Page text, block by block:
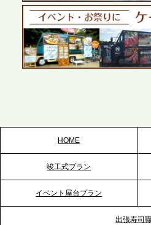
ントから主要都市の社内懇親
かしたスムーズな対応を展開
2026.5.22
2026.5.20
プレスリリースのご案内｜
HOME
竣工式プラン
イベント屋台プラン
出張寿司